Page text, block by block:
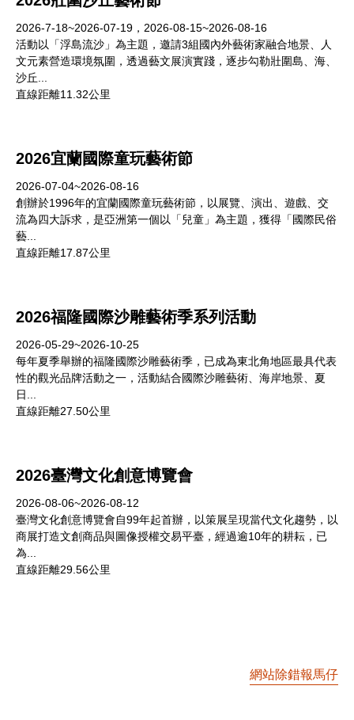
2026-7-18~2026-07-19，2026-08-15~2026-08-16
活動以「浮島流沙」為主題，邀請3組國內外藝術家融合地景、人
文元素營造環境氛圍，透過藝文展演實踐，逐步勾勒壯圍島、海、
沙丘...
直線距離11.32公里
2026宜蘭國際童玩藝術節
2026-07-04~2026-08-16
創辦於1996年的宜蘭國際童玩藝術節，以展覽、演出、遊戲、交
流為四大訴求，是亞洲第一個以「兒童」為主題，獲得「國際民俗
藝...
直線距離17.87公里
2026福隆國際沙雕藝術季系列活動
2026-05-29~2026-10-25
每年夏季舉辦的福隆國際沙雕藝術季，已成為東北角地區最具代表
性的觀光品牌活動之一，活動結合國際沙雕藝術、海岸地景、夏
日...
直線距離27.50公里
2026臺灣文化創意博覽會
2026-08-06~2026-08-12
臺灣文化創意博覽會自99年起首辦，以策展呈現當代文化趨勢，以
商展打造文創商品與圖像授權交易平臺，經過逾10年的耕耘，已
為...
直線距離29.56公里
網站除錯報馬仔